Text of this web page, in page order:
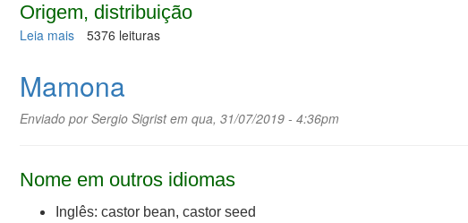
Origem, distribuição
Leia maissobre
5376 leituras
Mamona
Enviado porSergio Sigristem qua, 31/07/2019 - 4:36pm
Nome em outros idiomas
Inglês: castor bean, castor seed